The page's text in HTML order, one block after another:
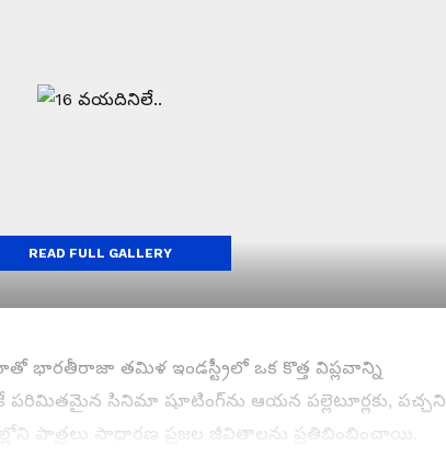
భారతీరాజా తమిళ ఇండస్ట్రీలో ఒక కొత్త విప్లవాన్ని
పరిమితమైన సినిమా షూటింగ్‌ను ఆయన పల్లెటూర్లకు, పచ్చని
పాత్రలు సాధారణ ప్రజల జీవితాలను ప్రతిబింబించాయి.
READ FULL GALLERY